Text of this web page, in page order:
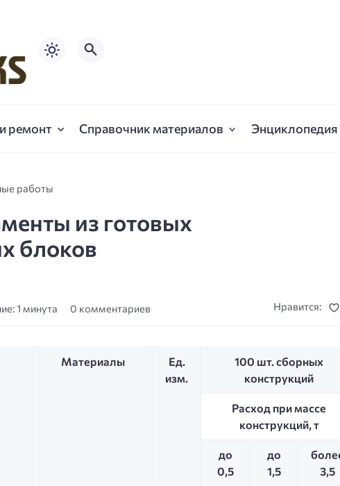
ремонт Справочник материалов Энциклопедия
работы
из готовых
блоков
1 минута 0 комментариев Нравится:
Материалы
Ед.
изм.
100 шт. сборных
конструкций
Расход при массе
конструкций, т
до
0,5
до
1,5
3,5